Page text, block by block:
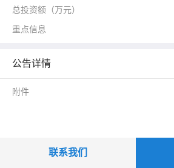
总投资额（万元）
重点信息
公告详情
附件
联系我们